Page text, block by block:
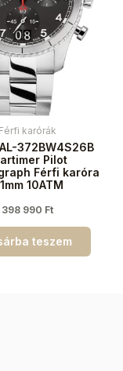
Férfi karórák
372BW4S26B
Pilot
Férfi karóra
10ATM
398 990 Ft
teszem